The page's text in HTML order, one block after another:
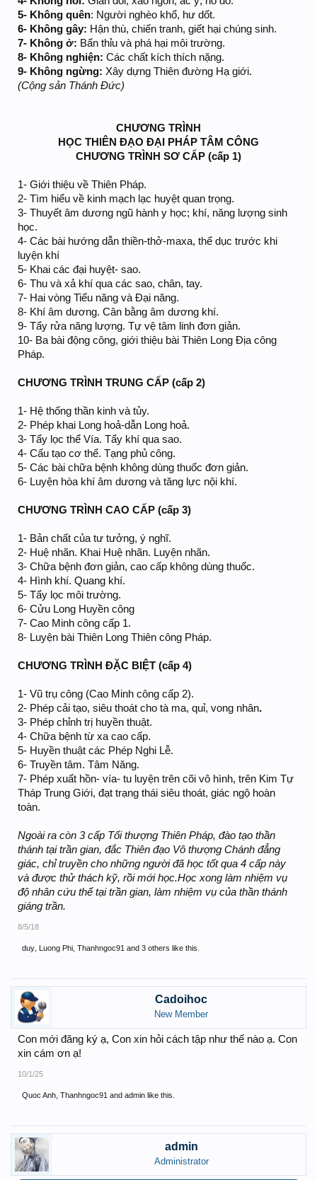
5- Không quên: Người nghèo khổ, hư dốt.
6- Không gây: Hận thù, chiến tranh, giết hại chúng sinh.
7- Không ở: Bẩn thỉu và phá hại môi trường.
8- Không nghiện: Các chất kích thích nặng.
9- Không ngừng: Xây dựng Thiên đường Hạ giới.
(Cộng sản Thánh Đức)
CHƯƠNG TRÌNH
HỌC THIÊN ĐẠO ĐẠI PHÁP TÂM CÔNG
CHƯƠNG TRÌNH SƠ CẤP (cấp 1)
1- Giới thiệu về Thiên Pháp.
2- Tìm hiểu về kinh mạch lạc huyệt quan trọng.
3- Thuyết âm dương ngũ hành y học; khí, năng lượng sinh
học.
4- Các bài hướng dẫn thiền-thở-maxa, thể dục trước khi
luyện khí
5- Khai các đại huyệt- sao.
6- Thu và xả khí qua các sao, chân, tay.
7- Hai vòng Tiểu năng và Đại năng.
8- Khí âm dương. Cân bằng âm dương khí.
9- Tẩy rửa năng lượng. Tự vệ tâm linh đơn giản.
10- Ba bài động công, giới thiệu bài Thiên Long Địa công
Pháp.
CHƯƠNG TRÌNH TRUNG CẤP (cấp 2)
1- Hệ thống thần kinh và tủy.
2- Phép khai Long hoả-dẫn Long hoả.
3- Tẩy lọc thể Vía. Tẩy khí qua sao.
4- Cấu tạo cơ thể. Tạng phủ công.
5- Các bài chữa bệnh không dùng thuốc đơn giản.
6- Luyện hòa khí âm dương và tăng lực nội khí.
CHƯƠNG TRÌNH CAO CẤP (cấp 3)
1- Bản chất của tư tưởng, ý nghĩ.
2- Huệ nhãn. Khai Huệ nhãn. Luyện nhãn.
3- Chữa bệnh đơn giản, cao cấp không dùng thuốc.
4- Hình khí. Quang khí.
5- Tẩy lọc môi trường.
6- Cửu Long Huyền công
7- Cao Minh công cấp 1.
8- Luyện bài Thiên Long Thiên công Pháp.
CHƯƠNG TRÌNH ĐẶC BIỆT (cấp 4)
1- Vũ trụ công (Cao Minh công cấp 2).
2- Phép cải tạo, siêu thoát cho tà ma, quỉ, vong nhân.
3- Phép chỉnh trị huyền thuật.
4- Chữa bệnh từ xa cao cấp.
5- Huyền thuật các Phép Nghi Lễ.
6- Truyền tâm. Tâm Năng.
7- Phép xuất hồn- vía- tu luyện trên cõi vô hình, trên Kim Tự
Tháp Trung Giới, đạt trạng thái siêu thoát, giác ngộ hoàn
toàn.
Ngoài ra còn 3 cấp Tối thượng Thiên Pháp, đào tạo thần
thánh tại trần gian, đắc Thiên đạo Vô thượng Chánh đẳng
giác, chỉ truyền cho những người đã học tốt qua 4 cấp này
và được thử thách kỹ, rồi mới học.Học xong làm nhiệm vụ
độ nhân cứu thế tại trần gian, làm nhiệm vụ của thần thánh
giáng trần.
8/5/18
duy Luong Phi Thanhngoc91 and 3 others like this.
Cadoihoc
New Member
Con mới đăng ký ạ, Con xin hỏi cách tập như thế nào ạ. Con
xin cám ơn ạ!
10/1/25
Quoc Anh Thanhngoc91 and admin like this.
admin
Administrator